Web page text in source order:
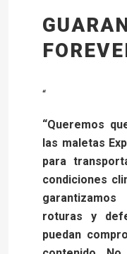
“
“Queremos
las maletas
para
condiciones
roturas y
puedan